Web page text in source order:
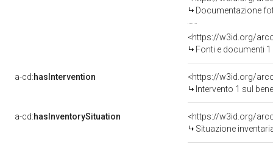
Documentazione
<https://w3id.org/
Fonti e documenti
a-cd:hasIntervention
<https://w3id.org/
Intervento 1 sul
a-cd:hasInventorySituation
<https://w3id.org/
Situazione